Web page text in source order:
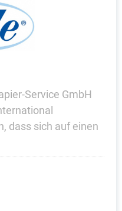
Service GmbH
dass sich auf einen